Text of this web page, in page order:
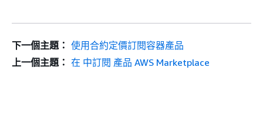
下一個主題： 使用合約定價訂閱容器產品
上一個主題： 在 中訂閱 產品 AWS Marketplace